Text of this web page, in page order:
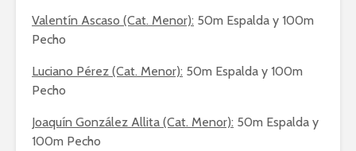
Valentín Ascaso (Cat. Menor): 50m Espalda y 100m
Pecho
Luciano Pérez (Cat. Menor): 50m Espalda y 100m
Pecho
Joaquín González Allita (Cat. Menor): 50m Espalda y
100m Pecho